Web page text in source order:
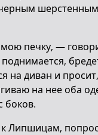
черным
печку, —
на диван и
на нее оба
боков.
Липшицам,